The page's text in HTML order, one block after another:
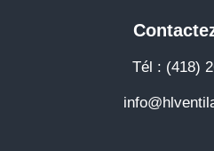
Tél : (418)